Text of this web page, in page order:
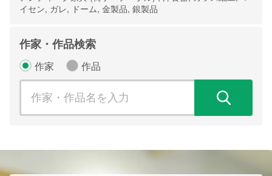
イセン, ガレ, ドーム, 金製品, 銀製品
作家・作品検索
作家 作品